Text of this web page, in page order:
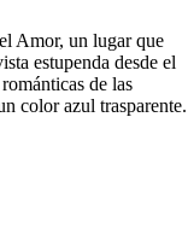
Amor, un lugar que
estupenda desde el
de las
color azul trasparente.